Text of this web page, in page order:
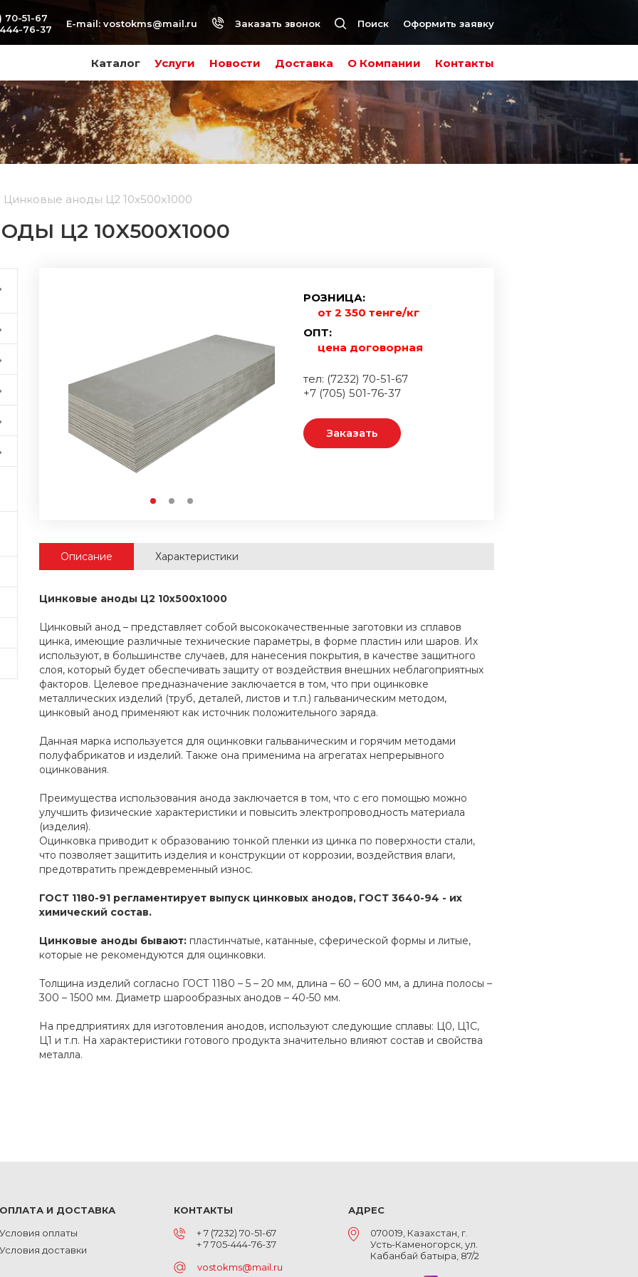
Каталог Услуги Новости Доставка О Компании Контакты
70-51-67
76-37
E-mail: vostokms@mail.ru Заказать звонок Поиск Оформить заявку
Цинковые аноды Ц2 10x500x1000
Ц2 10X500X1000
РОЗНИЦА:
от 2 350 тенге/кг
ОПТ:
цена договорная
тел: (7232) 70-51-67
+7 (705) 501-76-37
Заказать
Описание Характеристики
Цинковые аноды Ц2 10x500x1000
Цинковый анод – представляет собой высококачественные заготовки из сплавов
цинка, имеющие различные технические параметры, в форме пластин или шаров. Их
используют, в большинстве случаев, для нанесения покрытия, в качестве защитного
слоя, который будет обеспечивать защиту от воздействия внешних неблагоприятных
факторов. Целевое предназначение заключается в том, что при оцинковке
металлических изделий (труб, деталей, листов и т.п.) гальваническим методом,
цинковый анод применяют как источник положительного заряда.
Данная марка используется для оцинковки гальваническим и горячим методами
полуфабрикатов и изделий. Также она применима на агрегатах непрерывного
оцинкования.
Преимущества использования анода заключается в том, что с его помощью можно
улучшить физические характеристики и повысить электропроводность материала
(изделия).
Оцинковка приводит к образованию тонкой пленки из цинка по поверхности стали,
что позволяет защитить изделия и конструкции от коррозии, воздействия влаги,
предотвратить преждевременный износ.
ГОСТ 1180-91 регламентирует выпуск цинковых анодов, ГОСТ 3640-94 - их
химический состав.
Цинковые аноды бывают:пластинчатые, катанные, сферической формы и литые,
которые не рекомендуются для оцинковки.
Толщина изделий согласно ГОСТ 1180 – 5 – 20 мм, длина – 60 – 600 мм, а длина полосы –
300 – 1500 мм. Диаметр шарообразных анодов – 40-50 мм.
На предприятиях для изготовления анодов, используют следующие сплавы: Ц0, Ц1С,
Ц1 и т.п. На характеристики готового продукта значительно влияют состав и свойства
металла.
ОПЛАТА И ДОСТАВКА
Условия оплаты
Условия доставки
КОНТАКТЫ
+ 7 (7232) 70-51-67
+ 7 705-444-76-37
vostokms@mail.ru
АДРЕС
070019, Казахстан, г.
Усть-Каменогорск, ул.
Кабанбай батыра, 87/2